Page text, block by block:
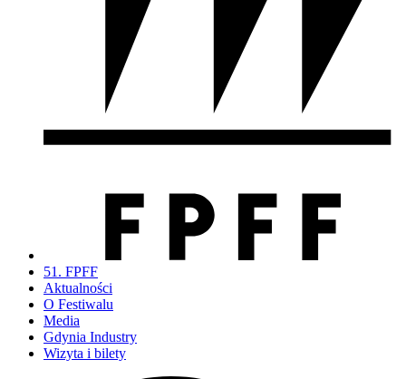
51. FPFF
Aktualności
O Festiwalu
Media
Gdynia Industry
Wizyta i bilety